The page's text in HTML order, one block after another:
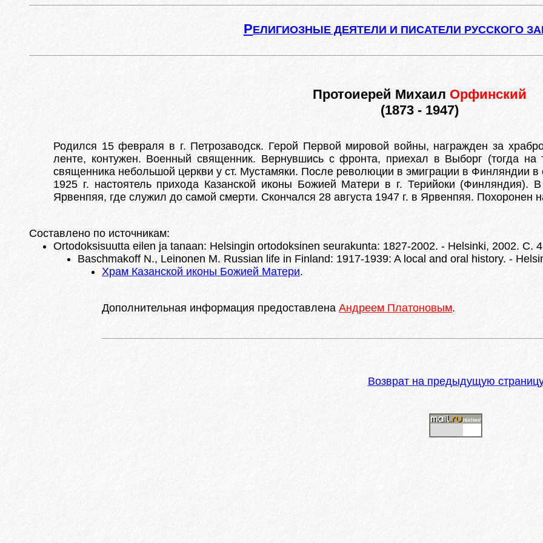
РЕЛИГИОЗНЫЕ ДЕЯТЕЛИ И ПИСАТЕЛИ РУССКОГО
Протоиерей Михаил Орфинский
(1873 - 1947)
Родился 15 февраля в г. Петрозаводск. Герой Первой мировой войны, награжден за
ленте, контужен. Военный священник. Вернувшись с фронта, приехал в Выборг (тогда на
священника небольшой церкви у ст. Мустамяки. После революции в эмиграции в Финляндии в
1925 г. настоятель прихода Казанской иконы Божией Матери в г. Терийоки (Финляндия).
Ярвенпяя, где служил до самой смерти. Скончался 28 августа 1947 г. в Ярвенпяя. Похоронен
Составлено по источникам:
Ortodoksisuutta eilen ja tanaan: Helsingin ortodoksinen seurakunta: 1827-2002. - Helsinki, 2002. С.
Baschmakoff N., Leinonen M. Russian life in Finland: 1917-1939: A local and oral history. -
Храм Казанской иконы Божией Матери.
Дополнительная информация предоставлена Андреем Платоновым.
Возврат на предыдущую